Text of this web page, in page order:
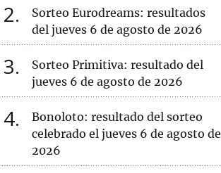
2
Sorteo Eurodreams: resultados
del jueves 6 de agosto de 2026
3
Sorteo Primitiva: resultado del
jueves 6 de agosto de 2026
4
Bonoloto: resultado del sorteo
celebrado el jueves 6 de agosto de
2026